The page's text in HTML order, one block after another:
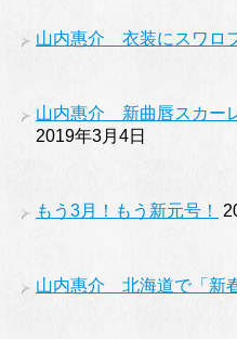
山内惠介 衣装にスワロ
山内惠介 新曲唇スカー
2019年3月4日
もう3月！もう新元号！
山内惠介 北海道で「新